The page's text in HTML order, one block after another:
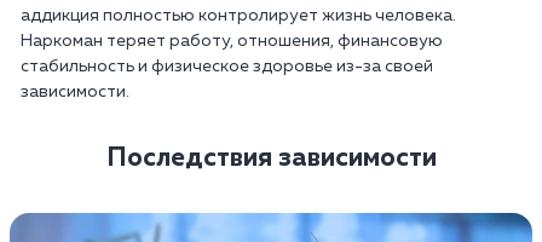
аддикция полностью контролирует жизнь человека.
Наркоман теряет работу, отношения, финансовую
стабильность и физическое здоровье из-за своей
зависимости.
Последствия зависимости